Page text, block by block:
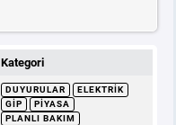
Kategori
DUYURULAR
ELEKTRIK
GİP
PIYASA
PLANLI BAKIM